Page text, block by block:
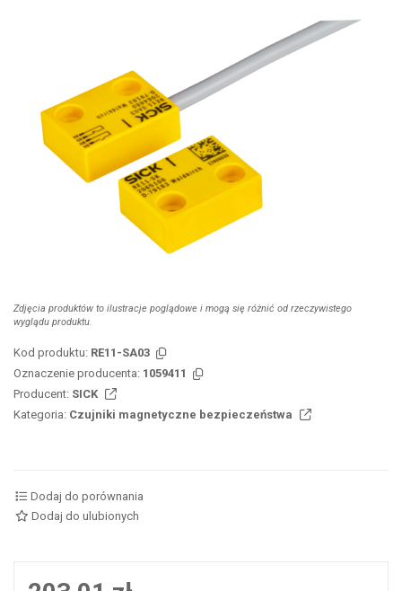
Zdjęcia produktów to ilustracje poglądowe i mogą się różnić od rzeczywistego
wyglądu produktu.
Kod produktu: RE11-SA03
Oznaczenie producenta: 1059411
Producent: SICK
Kategoria: Czujniki magnetyczne bezpieczeństwa
Dodaj do porównania
Dodaj do ulubionych